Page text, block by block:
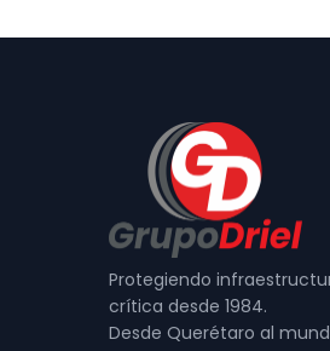
Protegiendo
crítica desde 1984.
Desde Querétaro al